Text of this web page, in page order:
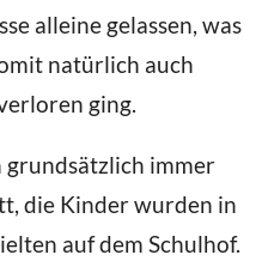
alleine gelassen, was
natürlich auch
ging.
grundsätzlich immer
die Kinder wurden in
auf dem Schulhof.